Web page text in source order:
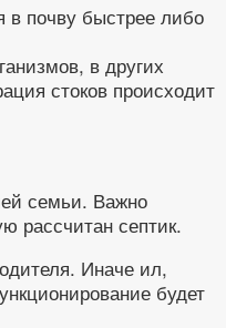
в почву быстрее либо
в других
стоков происходит
семьи. Важно
рассчитан септик.
Иначе ил,
будет